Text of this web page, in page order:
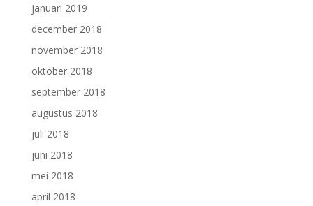
januari 2019
december 2018
november 2018
oktober 2018
september 2018
augustus 2018
juli 2018
juni 2018
mei 2018
april 2018